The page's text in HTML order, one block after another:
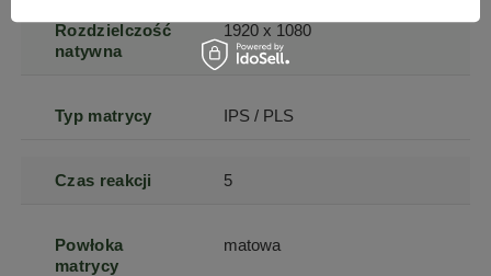
Rozdzielczość
natywna
1920 x 1080
Typ matrycy IPS / PLS
Czas reakcji 5
Powłoka
matrycy
matowa